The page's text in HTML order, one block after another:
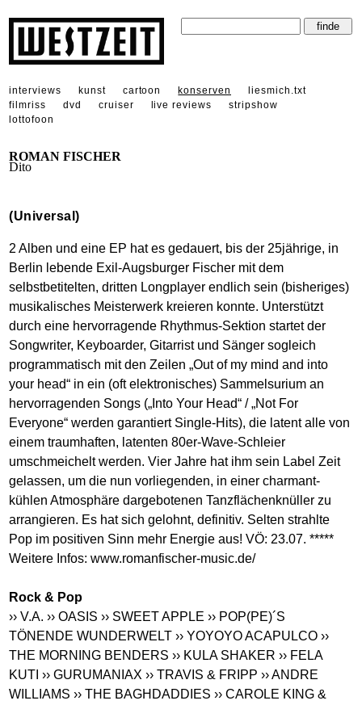
interviews kunst cartoon konserven
liesmich.txt
filmriss
dvd cruiser live reviews
stripshow
lottofoon
ROMAN FISCHER
Dito
(Universal)
2 Alben und eine EP hat es gedauert, bis der 25jährige, in
Berlin lebende Exil-Augsburger Fischer mit dem
selbstbetitelten, dritten Longplayer endlich sein (bisheriges)
musikalisches Meisterwerk kreieren konnte. Unterstützt
durch eine hervorragende Rhythmus-Sektion startet der
Songwriter, Keyboarder, Gitarrist und Sänger sogleich
programmatisch mit den Zeilen „Out of my mind and into
your head“ in ein (oft elektronisches) Sammelsurium an
hervorragenden Songs („Into Your Head“ / „Not For
Everyone“ werden garantiert Single-Hits), die latent alle von
einem traumhaften, latenten 80er-Wave-Schleier
umschmeichelt werden. Vier Jahre hat ihm sein Label Zeit
gelassen, um die nun vorliegenden, in einer charmant-
kühlen Atmosphäre dargebotenen Tanzflächenknüller zu
arrangieren. Es hat sich gelohnt, definitiv. Selten strahlte
Pop im positiven Sinn mehr Energie aus! VÖ: 23.07. *****
Weitere Infos:www.romanfischer-music.de/
Rock & Pop
›› V.A. ›› OASIS ›› SWEET APPLE ›› POP(PE)´S
TÖNENDE WUNDERWELT ›› YOYOYO ACAPULCO ››
THE MORNING BENDERS ›› KULA SHAKER ›› FELA
KUTI ›› GURUMANIAX ›› TRAVIS & FRIPP ›› ANDRE
WILLIAMS ›› THE BAGHDADDIES ›› CAROLE KING &